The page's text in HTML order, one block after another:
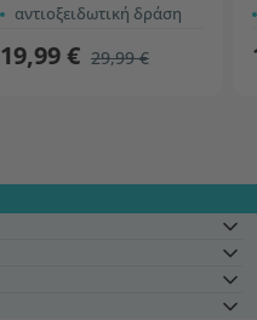
αντιοξειδωτική δράση
19,99 € 29,99 €